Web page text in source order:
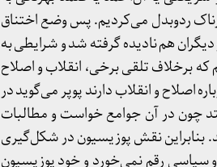
ردوبدل می‌کردیم. پس وضع اختناق
هم نادیده گرفته شد و شرایطی به
که برخلاف تلقی برخی، انقلاب و اصلاح
اصلاح و انقلاب دارند پوپر می‌گوید در
چون در آن جوامع خواست و مطالبات
بنابراین نقش پوزیسیون در شکل‌گیری
و سیاسی رقم نمی‌خورد و خود پوزیسیون